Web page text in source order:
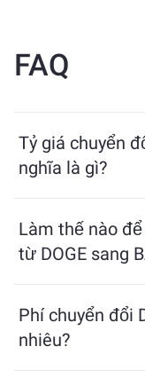
FAQ
Tỷ giá chuyển
nghĩa là gì?
nhiêu BAND khi
theo điều kiện thị
Làm thế nào
từ DOGE sang
sẽ tính toán số
được. Sau đó, làm
Phí chuyển đổi
nhiêu?